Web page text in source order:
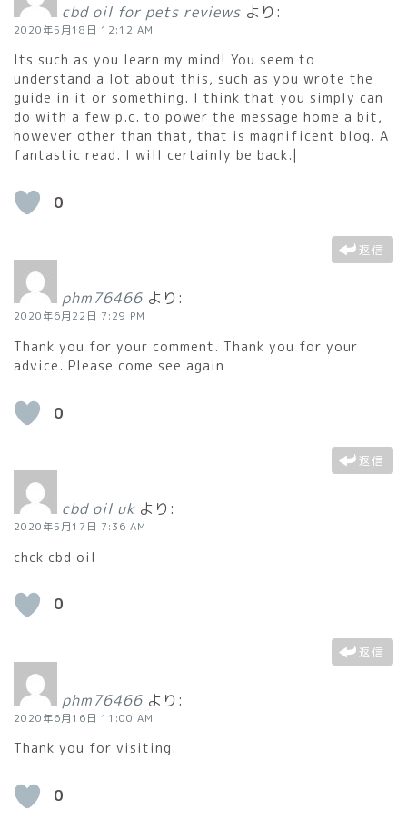
cbd oil for pets reviews より:
2020年5月18日 12:12 AM
Its such as you learn my mind! You seem to
understand a lot about this, such as you wrote the
guide in it or something. I think that you simply can
do with a few p.c. to power the message home a bit,
however other than that, that is magnificent blog. A
fantastic read. I will certainly be back.|
0
返信
phm76466 より:
2020年6月22日 7:29 PM
Thank you for your comment. Thank you for your
advice. Please come see again
0
返信
cbd oil uk より:
2020年5月17日 7:36 AM
chck cbd oil
0
返信
phm76466 より:
2020年6月16日 11:00 AM
Thank you for visiting.
0